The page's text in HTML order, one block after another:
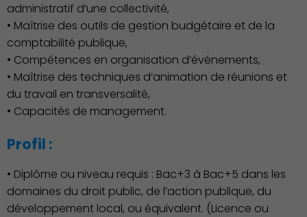
Culture
administratif d’une collectivité,
• Maîtrise des outils de gestion budgétaire et de la
comptabilité publique,
• Compétences en organisation d’événements,
• Maîtrise des techniques d’animation de réunions et
du travail en transversalité,
• Capacités de management.
Profil :
• Diplôme ou niveau requis : Bac+3 à Bac+5 dans les
domaines du droit public, de l’action publique, du
développement local, ou équivalent. (Licence ou